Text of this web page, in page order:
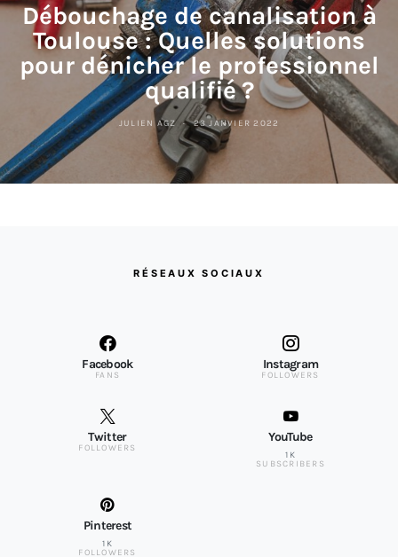
Débouchage de canalisation à
Toulouse : Quelles solutions
pour dénicher le professionnel
qualifié ?
JULIEN AGZ 23 JANVIER 2022
RÉSEAUX SOCIAUX
Facebook
FANS
Instagram
FOLLOWERS
Twitter
FOLLOWERS
YouTube
1K
SUBSCRIBERS
Pinterest
1K
FOLLOWERS